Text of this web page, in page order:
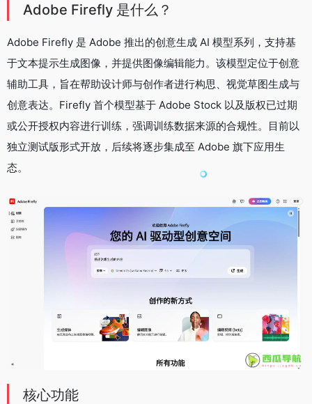
Adobe Firefly 是什么？
Adobe Firefly 是 Adobe 推出的创意生成 AI 模型系列，支持基
于文本提示生成图像，并提供图像编辑能力。该模型定位于创意
辅助工具，旨在帮助设计师与创作者进行构思、视觉草图生成与
创意表达。Firefly 首个模型基于 Adobe Stock 以及版权已过期
或公开授权内容进行训练，强调训练数据来源的合规性。目前以
独立测试版形式开放，后续将逐步集成至 Adobe 旗下应用生
态。
核心功能